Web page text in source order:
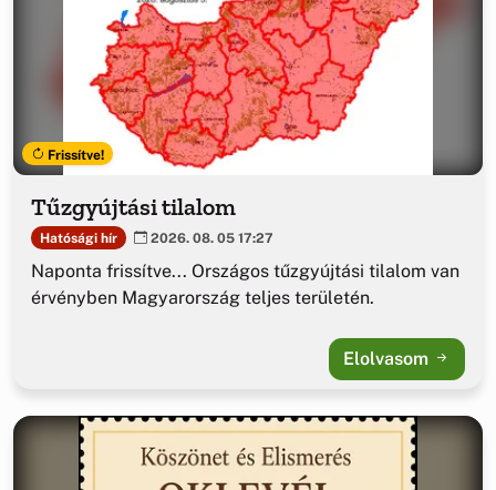
Frissítve!
Tűzgyújtási tilalom
Hatósági hír 2026. 08. 05 17:27
Naponta frissítve... Országos tűzgyújtási tilalom van
érvényben Magyarország teljes területén.
Elolvasom